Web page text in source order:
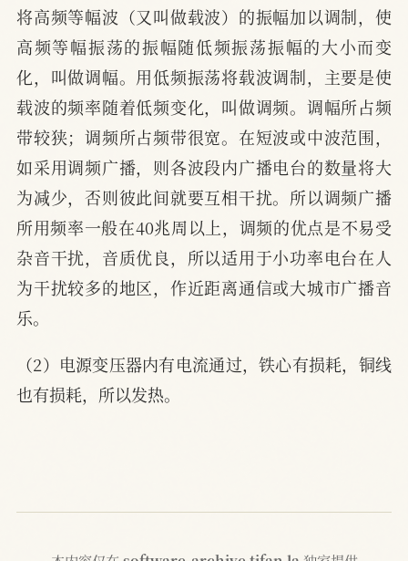
将高频等幅波（又叫做载波）的振幅加以调制，使
高频等幅振荡的振幅随低频振荡振幅的大小而变
化，叫做调幅。用低频振荡将载波调制，主要是使
载波的频率随着低频变化，叫做调频。调幅所占频
带较狭；调频所占频带很宽。在短波或中波范围，
如采用调频广播，则各波段内广播电台的数量将大
为减少，否则彼此间就要互相干扰。所以调频广播
所用频率一般在40兆周以上，调频的优点是不易受
杂音干扰，音质优良，所以适用于小功率电台在人
为干扰较多的地区，作近距离通信或大城市广播音
乐。
（2）电源变压器内有电流通过，铁心有损耗，铜线
也有损耗，所以发热。